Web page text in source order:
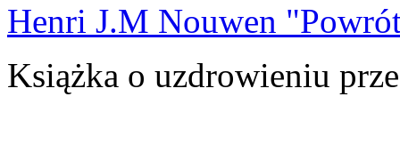
Henri J.M Nouwen
Książka o uzdrowieniu